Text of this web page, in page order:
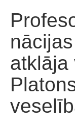
atklāja